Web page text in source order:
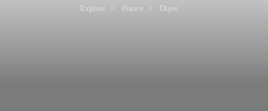
Explore France Dijon